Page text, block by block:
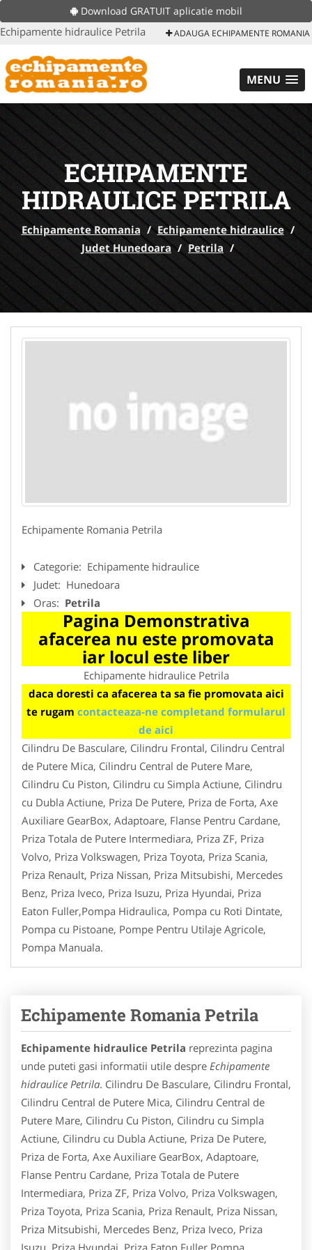
Download GRATUIT aplicatie mobil
Echipamente hidraulice Petrila ADAUGA ECHIPAMENTE ROMANIA
MENU
ECHIPAMENTE
HIDRAULICE PETRILA
Echipamente Romania / Echipamente hidraulice /
Judet Hunedoara / Petrila /
Echipamente Romania Petrila
Categorie: Echipamente hidraulice
Judet: Hunedoara
Oras: Petrila
Pagina Demonstrativa
afacerea nu este promovata
iar locul este liber
Echipamente hidraulice Petrila
daca doresti ca afacerea ta sa fie promovata aici
te rugam contacteaza-ne completand formularul
de aici
Cilindru De Basculare, Cilindru Frontal, Cilindru Central
de Putere Mica, Cilindru Central de Putere Mare,
Cilindru Cu Piston, Cilindru cu Simpla Actiune, Cilindru
cu Dubla Actiune, Priza De Putere, Priza de Forta, Axe
Auxiliare GearBox, Adaptoare, Flanse Pentru Cardane,
Priza Totala de Putere Intermediara, Priza ZF, Priza
Volvo, Priza Volkswagen, Priza Toyota, Priza Scania,
Priza Renault, Priza Nissan, Priza Mitsubishi, Mercedes
Benz, Priza Iveco, Priza Isuzu, Priza Hyundai, Priza
Eaton Fuller,Pompa Hidraulica, Pompa cu Roti Dintate,
Pompa cu Pistoane, Pompe Pentru Utilaje Agricole,
Pompa Manuala.
Echipamente Romania Petrila
Echipamente hidraulice Petrila reprezinta pagina
unde puteti gasi informatii utile despre Echipamente
hidraulice Petrila. Cilindru De Basculare, Cilindru Frontal,
Cilindru Central de Putere Mica, Cilindru Central de
Putere Mare, Cilindru Cu Piston, Cilindru cu Simpla
Actiune, Cilindru cu Dubla Actiune, Priza De Putere,
Priza de Forta, Axe Auxiliare GearBox, Adaptoare,
Flanse Pentru Cardane, Priza Totala de Putere
Intermediara, Priza ZF, Priza Volvo, Priza Volkswagen,
Priza Toyota, Priza Scania, Priza Renault, Priza Nissan,
Priza Mitsubishi, Mercedes Benz, Priza Iveco, Priza
Isuzu, Priza Hyundai, Priza Eaton Fuller,Pompa